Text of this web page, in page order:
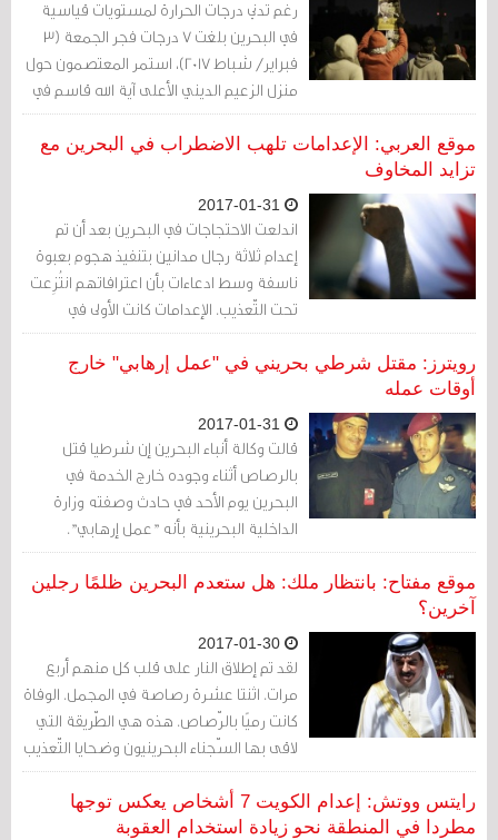
رغم تدني درجات الحرارة لمستويات قياسية
في البحرين بلغت 7 درجات فجر الجمعة (3
فبراير/ شباط 2017)، استمر المعتصمون حول
منزل الزعيم الديني الأعلى آية الله قاسم في
اعتصامهم.
موقع العربي: الإعدامات تلهب الاضطراب في البحرين مع
تزايد المخاوف
اندلعت الاحتجاجات في البحرين بعد أن تم
إعدام ثلاثة رجال مدانين بتنفيذ هجوم بعبوة
ناسفة وسط ادعاءات بأن اعترافاتهم انتُزِعت
تحت التّعذيب. الإعدامات كانت الأولى في
البحرين من حيث استخدام عقوبة الإعدام منذ
العام 2010، الأمر أثار غضب جماعات حقوق
بمحاكمة عادلة.
رويترز: مقتل شرطي بحريني في "عمل إرهابي" خارج
أوقات عمله
قالت وكالة أنباء البحرين إن شرطيا قتل
بالرصاص أثناء وجوده خارج الخدمة في
البحرين يوم الأحد في حادث وصفته وزارة
الداخلية البحرينية بأنه "عمل إرهابي".
موقع مفتاح: بانتظار ملك: هل ستعدم البحرين ظلمًا رجلين
آخرين؟
لقد تم إطلاق النار على قلب كل منهم أربع
مرات. اثنتا عشرة رصاصة في المجمل. الوفاة
كانت رميًا بالرّصاص. هذه هي الطّريقة التي
لاقى بها السّجناء البحرينيون وضحايا التّعذيب
سامي مشيمع (42 عامًا) وعلي السنكيس
(21 عامًا) وعباس السميع (27 عامًا) حتفهم
في 15 يناير/كانون الثاني 2017.
رايتس ووتش: إعدام الكويت 7 أشخاص يعكس توجها
مطردا في المنطقة نحو زيادة استخدام العقوبة